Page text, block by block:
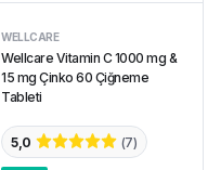
WELLCARE
Wellcare Vitamin C 1000 mg &
15 mg Çinko 60 Çiğneme
Tableti
5,0 (7)